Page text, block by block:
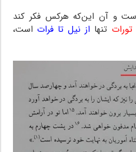
و آن این‌که هرکس فکر کند
تورات تنها از نیل تا فراتاست،